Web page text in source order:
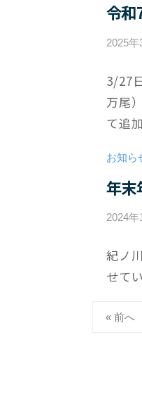
令和
2025年
3/27
万尾
て追
お知ら
年末
2024年
紀ノ
せて
投« 前へ